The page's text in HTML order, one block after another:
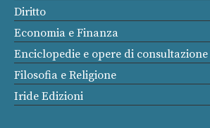
Diritto
Economia e Finanza
Enciclopedie e opere di consultazione
Filosofia e Religione
Iride Edizioni